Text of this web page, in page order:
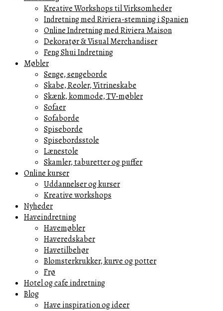
Kreative Workshops til Virksomheder
Indretning med Riviera-stemning i Spanien
Online Indretning med Riviera Maison
Dekoratør & Visual Merchandiser
Feng Shui Indretning
Møbler
Senge, sengeborde
Skabe, Reoler, Vitrineskabe
Skænk, kommode, TV-møbler
Sofaer
Sofaborde
Spiseborde
Spisebordsstole
Lænestole
Skamler, taburetter og puffer
Online kurser
Uddannelser og kurser
Kreative workshops
Nyheder
Haveindretning
Havemøbler
Haveredskaber
Havetilbehør
Blomsterkrukker, kurve og potter
Frø
Hotel og cafe indretning
Blog
Have inspiration og ideer